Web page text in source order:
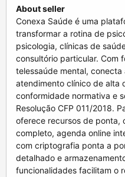
About seller
Conexa Saúde é uma
transformar a rotina de
psicologia, clínicas de
consultório particular. Com
telessaúde mental,
atendimento clínico de alta
conformidade normativa e
Resolução CFP 011/2018.
oferece recursos de ponta,
completo, agenda online
com criptografia ponta a
detalhado e
funcionalidades facilitam o